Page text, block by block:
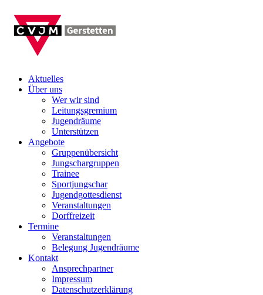
Aktuelles
Über uns
Wer wir sind
Leitungsgremium
Jugendräume
Unterstützen
Angebote
Gruppenübersicht
Jungschargruppen
Trainee
Sportjungschar
Jugendgottesdienst
Veranstaltungen
Dorffreizeit
Termine
Veranstaltungen
Belegung Jugendräume
Kontakt
Ansprechpartner
Impressum
Datenschutzerklärung